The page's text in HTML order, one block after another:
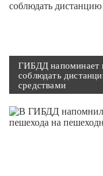
ГИБДД напоминает
соблюдать
средствами